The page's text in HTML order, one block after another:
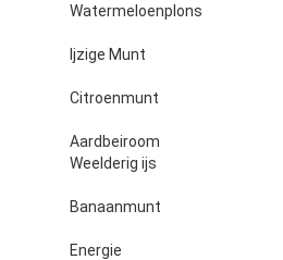
Watermeloenplons
Ijzige Munt
Citroenmunt
Aardbeiroom
Weelderig ijs
Banaanmunt
Energie